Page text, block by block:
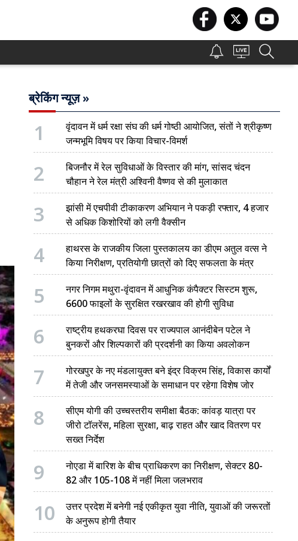
ब्रेकिंग न्यूज़ »
1
वृंदावन में धर्म रक्षा संघ की धर्म गोष्ठी आयोजित, संतों ने श्रीकृष्ण
जन्मभूमि विषय पर किया विचार-विमर्श
2
बिजनौर में रेल सुविधाओं के विस्तार की मांग, सांसद चंदन
चौहान ने रेल मंत्री अश्विनी वैष्णव से की मुलाकात
3
झांसी में एचपीवी टीकाकरण अभियान ने पकड़ी रफ्तार, 4 हजार
से अधिक किशोरियों को लगी वैक्सीन
4
हाथरस के राजकीय जिला पुस्तकालय का डीएम अतुल वत्स ने
किया निरीक्षण, प्रतियोगी छात्रों को दिए सफलता के मंत्र
5
नगर निगम मथुरा-वृंदावन में आधुनिक कंपैक्टर सिस्टम शुरू,
6600 फाइलों के सुरक्षित रखरखाव की होगी सुविधा
6
राष्ट्रीय हथकरघा दिवस पर राज्यपाल आनंदीबेन पटेल ने
बुनकरों और शिल्पकारों की प्रदर्शनी का किया अवलोकन
7
गोरखपुर के नए मंडलायुक्त बने इंद्र विक्रम सिंह, विकास कार्यों
में तेजी और जनसमस्याओं के समाधान पर रहेगा विशेष जोर
8
सीएम योगी की उच्चस्तरीय समीक्षा बैठक: कांवड़ यात्रा पर
जीरो टॉलरेंस, महिला सुरक्षा, बाढ़ राहत और खाद वितरण पर
सख्त निर्देश
9
नोएडा में बारिश के बीच प्राधिकरण का निरीक्षण, सेक्टर 80-
82 और 105-108 में नहीं मिला जलभराव
10
उत्तर प्रदेश में बनेगी नई एकीकृत युवा नीति, युवाओं की जरूरतों
के अनुरूप होगी तैयार